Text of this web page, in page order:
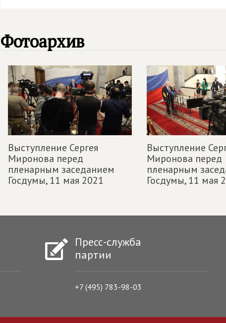
Фотоархив
Выступление Сергея
Миронова перед
пленарным заседанием
Госдумы,11 мая 2021
Выступление
Миронова перед
пленарным
Госдумы,11 мая
Пресс-служба
партии
+7 (495) 783-98-03